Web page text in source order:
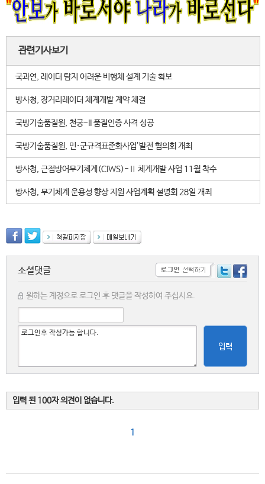
관련기사보기
국과연, 레이더 탐지 어려운 비행체 설계 기술 확보
방사청, 장거리레이더 체계개발 계약 체결
국방기술품질원, 천궁-II 품질인증 사격 성공
국방기술품질원, 민·군규격표준화사업’발전 협의회 개최
방사청, 근접방어무기체계(CIWS)-Ⅱ 체계개발 사업 11월 착수
방사청, 무기체계 운용성 향상 지원 사업계획 설명회 28일 개최
소셜댓글
원하는 계정으로 로그인 후 댓글을 작성하여 주십시요.
입력
입력 된 100자 의견이 없습니다.
1